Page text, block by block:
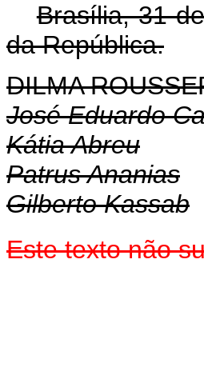
Brasília, 31
da República.
DILMA
José Eduardo
Kátia Abreu
Patrus Ananias
Gilberto Kassab
Este texto não